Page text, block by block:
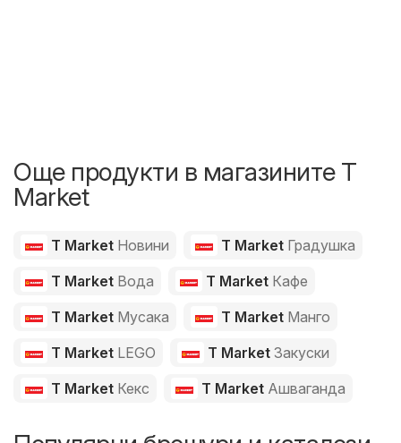
Още продукти в магазините T
Market
T Market Новини T Market Градушка
T Market Вода T Market Кафе
T Market Мусака T Market Манго
T Market LEGO T Market Закуски
T Market Кекс T Market Ашваганда